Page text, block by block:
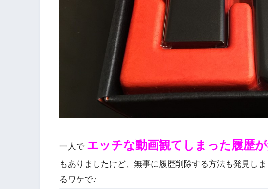
一人で エッチな動画観てしまった履歴
もありましたけど、無事に履歴削除する方法も発見し
るワケで♪